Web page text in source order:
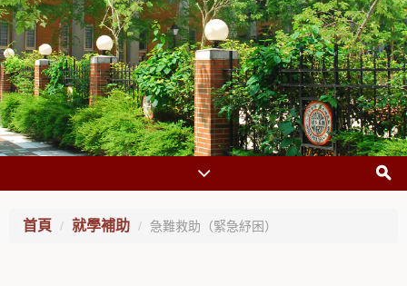
首頁 就學補助 急難救助（緊急紓困）